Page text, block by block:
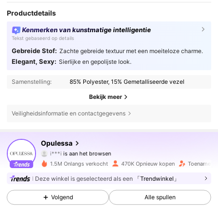
Productdetails
Kenmerken van kunstmatige intelligentie
Tekst gebaseerd op details
Gebreide Stof: Zachte gebreide textuur met een moeiteloze charme.
Elegant, Sexy: Sierlijke en gepolijste look.
Samenstelling: 85% Polyester, 15% Gemetalliseerde vezel
Bekijk meer
Veiligheidsinformatie en contactgegevens
Opulessa
i***i is aan het browsen
4.78
572K Volgers
4.78 572K Volgers
1.5M Onlangs verkocht 470K Opnieuw kopen Toename
Deze winkel is geselecteerd als een 「Trendwinkel」
Volgend Alle spullen